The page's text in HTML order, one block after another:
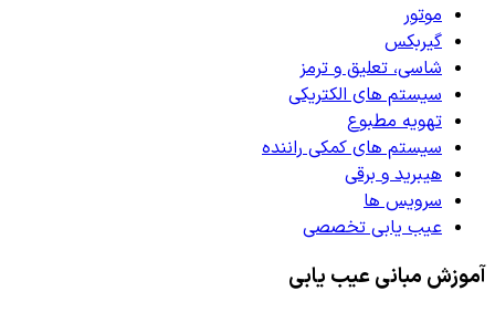
موتور
گیربکس
شاسی، تعلیق و ترمز
سیستم های الکتریکی
تهویه مطبوع
سیستم های کمکی راننده
هیبرید و برقی
سرویس ها
عیب یابی تخصصی
آموزش مبانی عیب یابی